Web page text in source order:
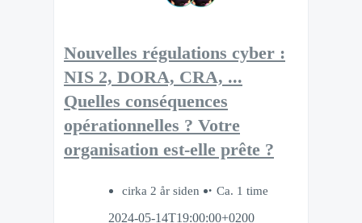
Nouvelles régulations cyber :
NIS 2, DORA, CRA, ...
Quelles conséquences
opérationnelles ? Votre
organisation est-elle prête ?
cirka 2 år siden
Ca. 1 time
2024-05-14T19:00:00+0200